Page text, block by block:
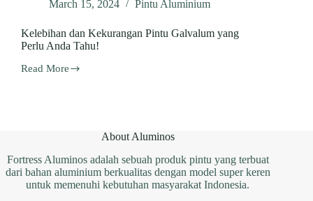
March 15, 2024 Pintu Aluminium
Kelebihan dan Kekurangan Pintu Galvalum yang
Perlu Anda Tahu!
Read More
Kelebihan
Anda
Tahu!
About Aluminos
Fortress Aluminos adalah sebuah produk pintu yang terbuat
dari bahan aluminium berkualitas dengan model super keren
untuk memenuhi kebutuhan masyarakat Indonesia.